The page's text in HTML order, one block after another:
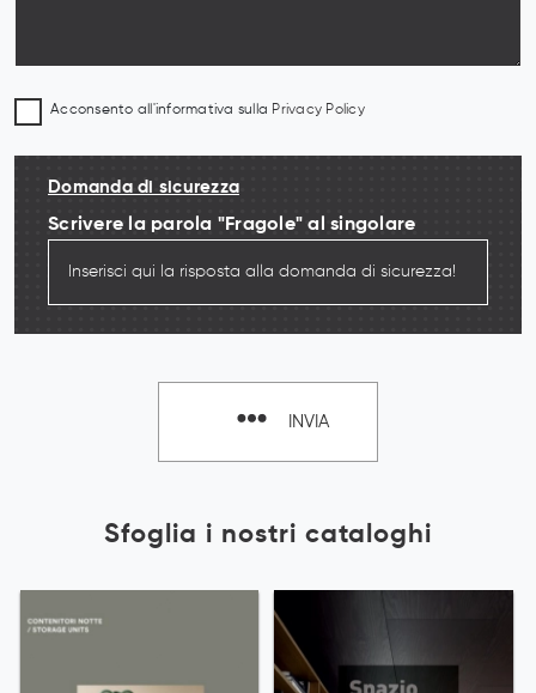
Sfoglia i nostri cataloghi
Acconsento all'informativa sulla Privacy Policy
Domanda di sicurezza
Scrivere la parola "Fragole" al singolare
INVIA